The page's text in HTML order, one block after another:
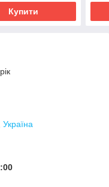
Купити